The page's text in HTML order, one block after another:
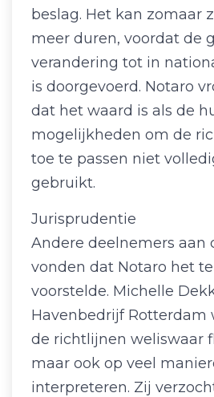
beslag. Het kan zomaar
meer duren, voordat de
verandering tot in
is doorgevoerd. Notaro
dat het waard is als de
mogelijkheden om de
toe te passen niet
gebruikt.
Jurisprudentie
Andere deelnemers aan
vonden dat Notaro het
voorstelde. Michelle
Havenbedrijf Rotterdam
de richtlijnen weliswaar
maar ook op veel
interpreteren. Zij